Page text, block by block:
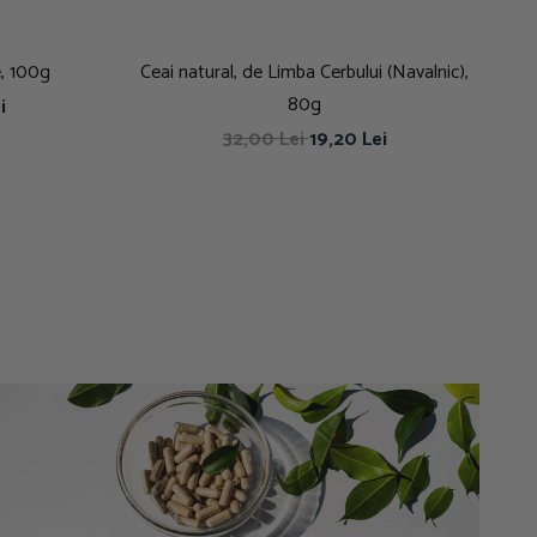
100g
Ceai natural, de Limba Cerbului (Navalnic),
80g
32,00 Lei19,20 Lei